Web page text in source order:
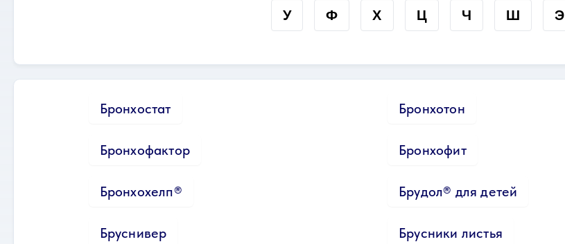
У Ф Х Ц Ч Ш Э
Бронхостат Бронхотон
Бронхофактор Бронхофит
Бронхохелп® Брудол® для детей
Бруснивер Брусники листья